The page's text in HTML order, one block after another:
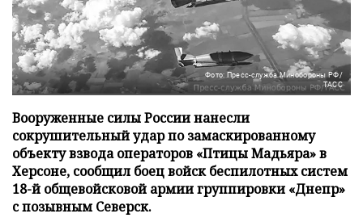
Фото: Пресс-служба Минобороны РФ/
ТАСС
Вооруженные силы России нанесли
сокрушительный удар по замаскированному
объекту взвода операторов «Птицы Мадьяра» в
Херсоне, сообщил боец войск беспилотных систем
18-й общевойсковой армии группировки «Днепр»
с позывным Северск.